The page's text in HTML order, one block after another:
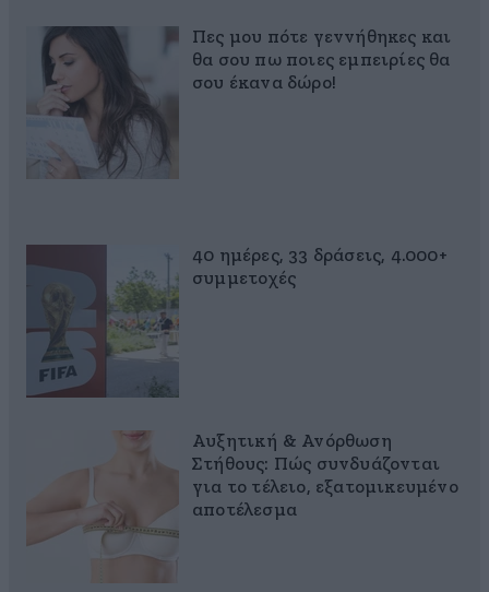
Πες μου πότε γεννήθηκες και
θα σου πω ποιες εμπειρίες θα
σου έκανα δώρο!
40 ημέρες, 33 δράσεις, 4.000+
συμμετοχές
Αυξητική & Ανόρθωση
Στήθους: Πώς συνδυάζονται
για το τέλειο, εξατομικευμένο
αποτέλεσμα